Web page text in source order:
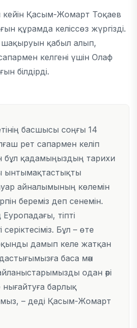
кейін Қасым-Жомарт Тоқаев
құрамда келіссөз жүргізді.
қабыл алып,
келгені үшін Олаф
білдірді.
басшысы соңғы 14
рет сапармен келіп
бұл қадамыңыздың тарихи
ынтымақтастықты
айналымының көлемін
береміз деп сенемін.
Еуропадағы, тіпті
серіктесіміз. Бұл – өте
дамып келе жатқан
баса мән
одан әрі
нығайтуға барлық
– деді Қасым-Жомарт